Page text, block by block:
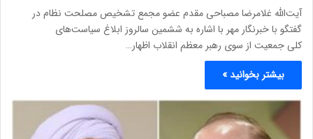
آیت‌الله غلامرضا مصباحی مقدم عضو مجمع تشخیص مصلحت نظام در
گفتگو با خبرنگار مهر با اشاره به ششمین سالروز ابلاغ سیاست‌های
کلی جمعیت از سوی رهبر معظم انقلاب اظهار…
بیشتر بخوانید »